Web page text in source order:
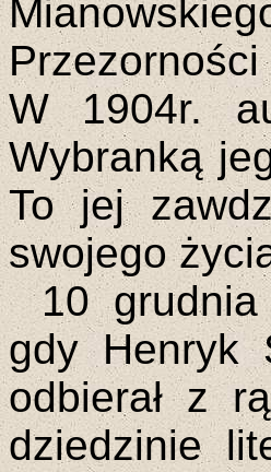
W 1904r.
Wybranką
To jej
swojego
10
gdy Henryk
odbierał z
dziedzinie